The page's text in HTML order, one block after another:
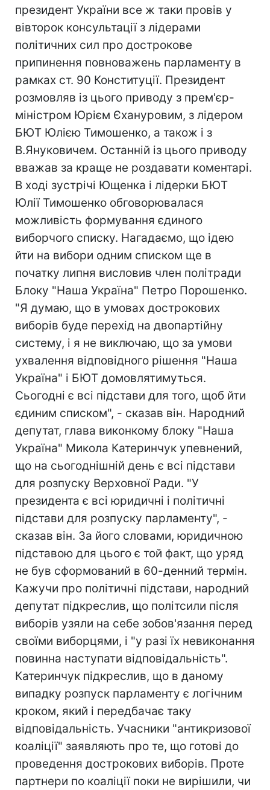
президент України все ж таки провів у
вівторок консультації з лідерами
політичних сил про дострокове
припинення повноважень парламенту в
рамках ст. 90 Конституції. Президент
розмовляв із цього приводу з прем'єр-
міністром Юрієм Єхануровим, з лідером
БЮТ Юлією Тимошенко, а також і з
В.Януковичем. Останній із цього приводу
вважав за краще не роздавати коментарі.
В ході зустрічі Ющенка і лідерки БЮТ
Юлії Тимошенко обговорювалася
можливість формування єдиного
виборчого списку. Нагадаємо, що ідею
йти на вибори одним списком ще в
початку липня висловив член політради
Блоку "Наша Україна" Петро Порошенко.
"Я думаю, що в умовах дострокових
виборів буде перехід на двопартійну
систему, і я не виключаю, що за умови
ухвалення відповідного рішення "Наша
Україна" і БЮТ домовлятимуться.
Сьогодні є всі підстави для того, щоб йти
єдиним списком", - сказав він. Народний
депутат, глава виконкому блоку "Наша
Україна" Микола Катеринчук упевнений,
що на сьогоднішній день є всі підстави
для розпуску Верховної Ради. "У
президента є всі юридичні і політичні
підстави для розпуску парламенту", -
сказав він. За його словами, юридичною
підставою для цього є той факт, що уряд
не був сформований в 60-денний термін.
Кажучи про політичні підстави, народний
депутат підкреслив, що політсили після
виборів узяли на себе зобов'язання перед
своїми виборцями, і "у разі їх невиконання
повинна наступати відповідальність".
Катеринчук підкреслив, що в даному
випадку розпуск парламенту є логічним
кроком, який і передбачає таку
відповідальність. Учасники "антикризової
коаліції" заявляють про те, що готові до
проведення дострокових виборів. Проте
партнери по коаліції поки не вирішили, чи